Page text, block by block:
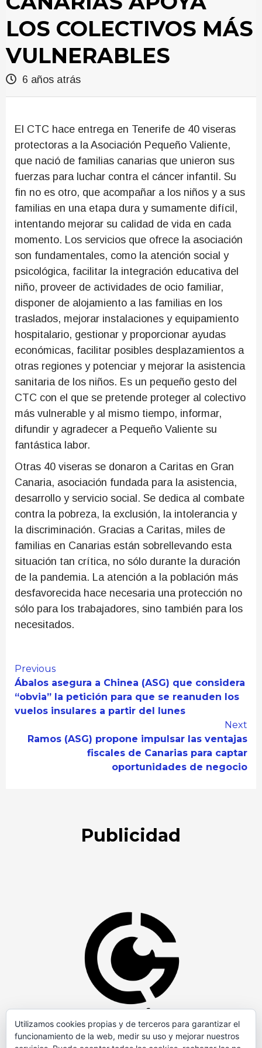
LOS COLECTIVOS MÁS
VULNERABLES
6 años atrás
El CTC hace entrega en Tenerife de 40 viseras
protectoras a la Asociación Pequeño Valiente,
que nació de familias canarias que unieron sus
fuerzas para luchar contra el cáncer infantil. Su
fin no es otro, que acompañar a los niños y a sus
familias en una etapa dura y sumamente difícil,
intentando mejorar su calidad de vida en cada
momento. Los servicios que ofrece la asociación
son fundamentales, como la atención social y
psicológica, facilitar la integración educativa del
niño, proveer de actividades de ocio familiar,
disponer de alojamiento a las familias en los
traslados, mejorar instalaciones y equipamiento
hospitalario, gestionar y proporcionar ayudas
económicas, facilitar posibles desplazamientos a
otras regiones y potenciar y mejorar la asistencia
sanitaria de los niños. Es un pequeño gesto del
CTC con el que se pretende proteger al colectivo
más vulnerable y al mismo tiempo, informar,
difundir y agradecer a Pequeño Valiente su
fantástica labor.
Otras 40 viseras se donaron a Caritas en Gran
Canaria, asociación fundada para la asistencia,
desarrollo y servicio social. ​Se dedica al combate
contra la pobreza, la exclusión, la intolerancia y
la discriminación. Gracias a Caritas, miles de
familias en Canarias están sobrellevando esta
situación tan crítica, no sólo durante la duración
de la pandemia. La atención a la población más
desfavorecida hace necesaria una protección no
sólo para los trabajadores, sino también para los
necesitados.
Continue
Reading
Previous
Ábalos asegura a Chinea (ASG) que considera
“obvia” la petición para que se reanuden los
vuelos insulares a partir del lunes
Next
Ramos (ASG) propone impulsar las ventajas
fiscales de Canarias para captar
oportunidades de negocio
Publicidad
Utilizamos cookies propias y de terceros para garantizar el
funcionamiento de la web, medir su uso y mejorar nuestros